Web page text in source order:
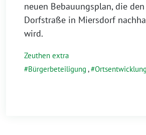
neuen Bebauungsplan, die
Dorfstraße in Miersdorf
wird.
Zeuthen extra
Bürgerbeteiligung , Ortsentwicklung